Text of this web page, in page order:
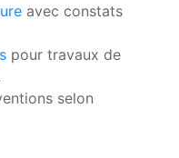
avec constats
pour travaux de
selon